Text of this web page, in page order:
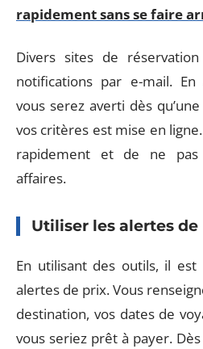
rapidement sans se faire
Divers sites de
notifications par e-mail.
vous serez averti dès
vos critères est mise en
rapidement et de ne
affaires.
Utiliser les alertes de
En utilisant des outils, il
alertes de prix. Vous
destination, vos dates de
vous seriez prêt à payer.